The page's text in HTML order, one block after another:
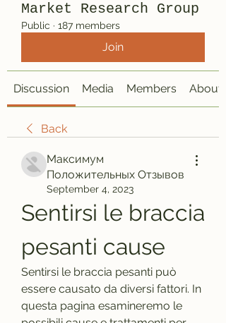
Market Research Group
Public · 187 members
Join
Discussion Media Members About
Back
Максимум
Положительных Отзывов
September 4, 2023
Sentirsi le braccia
pesanti cause
Sentirsi le braccia pesanti può
essere causato da diversi fattori. In
questa pagina esamineremo le